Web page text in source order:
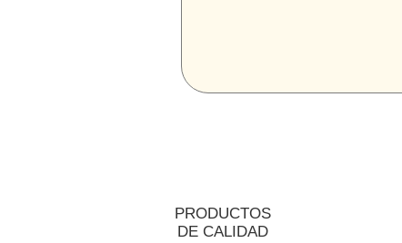
PRODUCTOS
DE CALIDAD